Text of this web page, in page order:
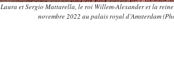
Laura et Sergio Mattarella, le roi Willem-Alexander et la
novembre 2022 au palais royal d’Amsterdam